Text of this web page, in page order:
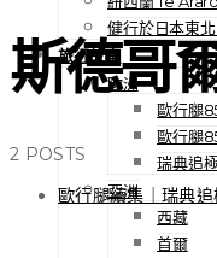
健行於日本東
旅行故事
歐洲
歐行腿
歐行腿
瑞典追
亞洲
西藏
首爾
斯德哥
2 POSTS
歐行腿續集｜瑞典